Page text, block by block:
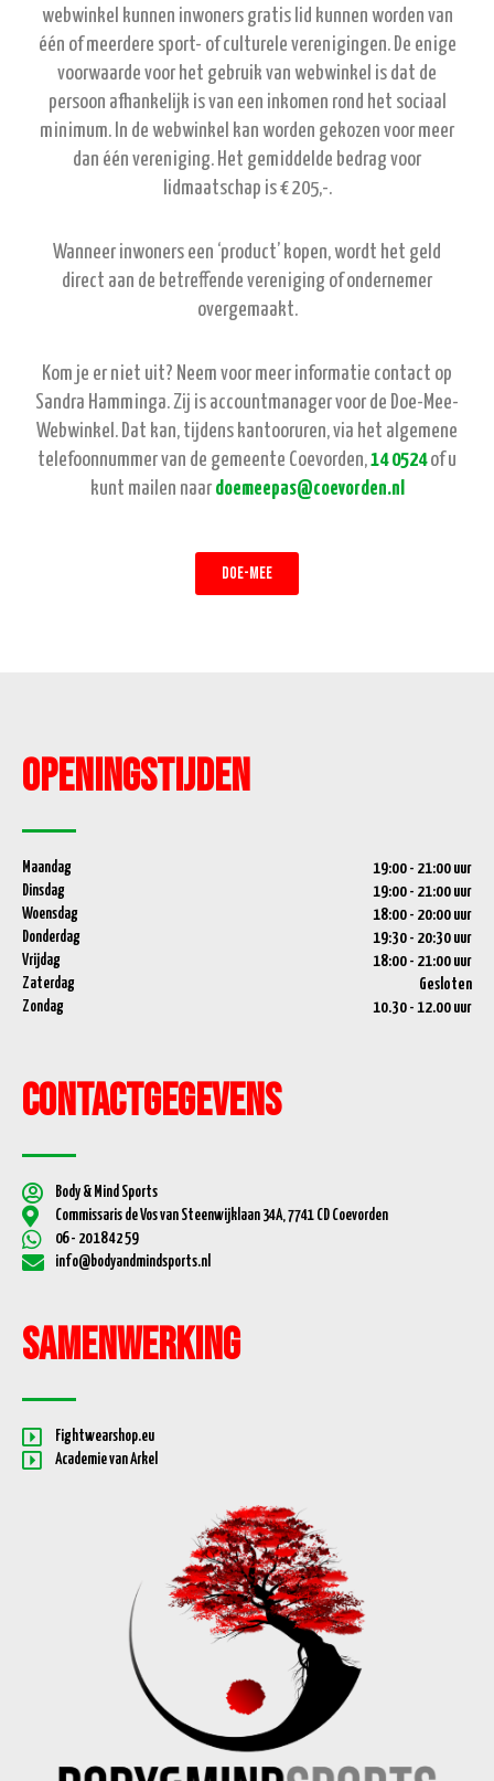
webwinkel kunnen inwoners gratis lid kunnen worden van
één of meerdere sport- of culturele verenigingen. De enige
voorwaarde voor het gebruik van webwinkel is dat de
persoon afhankelijk is van een inkomen rond het sociaal
minimum. In de webwinkel kan worden gekozen voor meer
dan één vereniging. Het gemiddelde bedrag voor
lidmaatschap is € 205,-.
Wanneer inwoners een ‘product’ kopen, wordt het geld
direct aan de betreffende vereniging of ondernemer
overgemaakt.
Kom je er niet uit? Neem voor meer informatie contact op
Sandra Hamminga. Zij is accountmanager voor de Doe-Mee-
Webwinkel. Dat kan, tijdens kantooruren, via het algemene
telefoonnummer van de gemeente Coevorden,14 0524of u
kunt mailen naar doemeepas@coevorden.nl
Doe-Mee
Openingstijden
Maandag 19:00 - 21:00 uur
Dinsdag 19:00 - 21:00 uur
Woensdag 18:00 - 20:00 uur
Donderdag 19:30 - 20:30 uur
Vrijdag 18:00 - 21:00 uur
Zaterdag Gesloten
Zondag 10.30 - 12.00 uur
Contactgegevens
Body & Mind Sports
Commissaris de Vos van Steenwijklaan 34A, 7741 CD Coevorden
06 - 20 18 42 59
info@bodyandmindsports.nl
Samenwerking
Fightwearshop.eu
Academie van Arkel